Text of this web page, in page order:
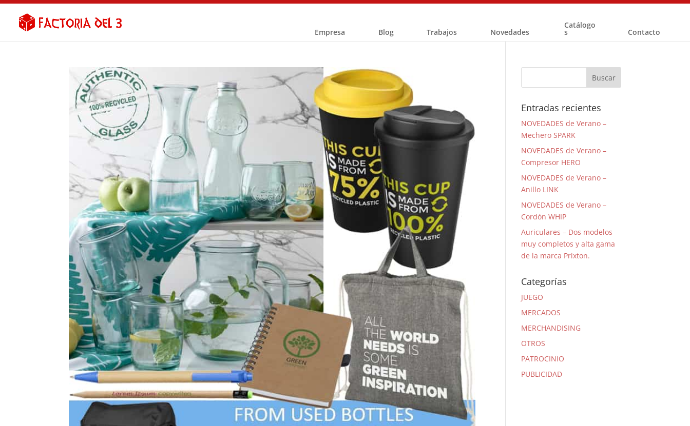
Empresa Blog Trabajos Novedades
Catálogo
s Contacto
Entradas recientes
NOVEDADES de Verano –
Mechero SPARK
NOVEDADES de Verano –
Compresor HERO
NOVEDADES de Verano –
Anillo LINK
NOVEDADES de Verano –
Cordón WHIP
Auriculares – Dos modelos
muy completos y alta gama
de la marca Prixton.
Categorías
JUEGO
MERCADOS
MERCHANDISING
OTROS
PATROCINIO
PUBLICIDAD